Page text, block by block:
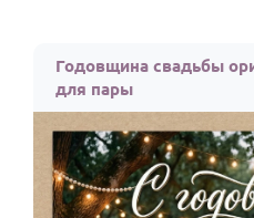
Годовщина свадьбы
для пары